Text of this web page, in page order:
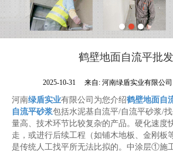
鹤壁地面自流平批
2025-10-31 来自: 河南绿盾实业有限公司
河南绿盾实业有限公司为您介绍鹤壁地面自
自流平砂浆包括水泥基自流平/自流平砂浆/
量高、技术环节比较复杂的产品。硬化速度
走，或进行后续工程（如铺木地板、金刚板
是传统人工找平所无法比拟的。中涂层①施